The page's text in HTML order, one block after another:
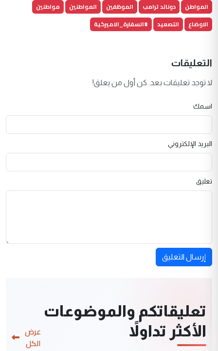
المواطن دونالد ترامب الموظفين المواطنين
مواطنين
الاوضاع
التصعيد #السفارة_الاميركية
التعليقات
لا توجد تعليقات بعد. كن أول من يعلق!
اسمك
البريد الإلكتروني
تعليق
إرسال التعليق
تعليقاتكم والموضوعات
الأكثر تداولاً
عرض
الكل